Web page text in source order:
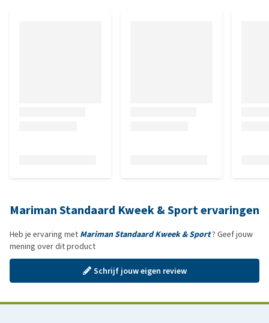
Mariman Standaard Kweek & Sport ervaringen
Heb je ervaring met Mariman Standaard Kweek & Sport? Geef jouw
mening over dit product
Schrijf jouw eigen review